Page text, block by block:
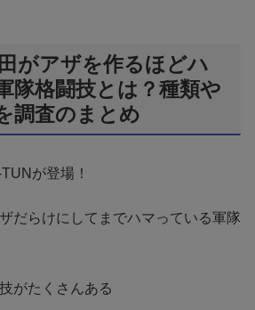
がアザを作るほどハ
隊格闘技とは？種類や
調査のまとめ
が登場！
だらけにしてまでハマっている軍隊
がたくさんある